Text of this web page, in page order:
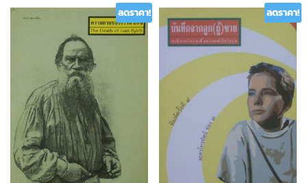
ลดราคา! ลดราคา!